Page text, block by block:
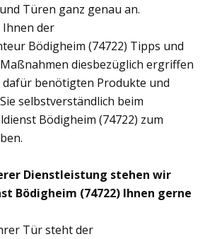
Türen ganz genau an.
der
Bödigheim (74722) Tipps und
diesbezüglich ergriffen
dafür benötigten Produkte und
selbstverständlich beim
Bödigheim (74722) zum
Dienstleistung stehen wir
Bödigheim (74722) Ihnen gerne
Tür steht der